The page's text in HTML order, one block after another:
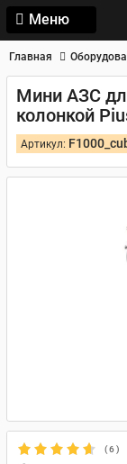
Меню
Главная
Мини АЗС
колонкой
Артикул:
(6)